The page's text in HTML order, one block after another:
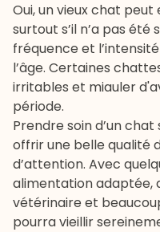
Oui, un vieux chat
surtout s’il n’a pas
fréquence et
l’âge. Certaines
irritables et miauler
période.
Prendre soin d’un
offrir une belle qualité
d’attention. Avec
alimentation adaptée,
vétérinaire et
pourra vieillir